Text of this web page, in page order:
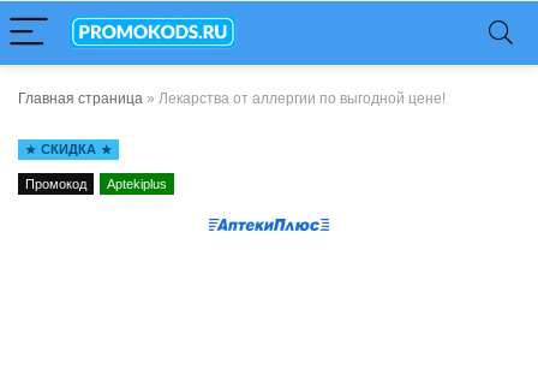
Главная страница » Лекарства от аллергии по выгодной цене!
СКИДКА
Промокод Aptekiplus